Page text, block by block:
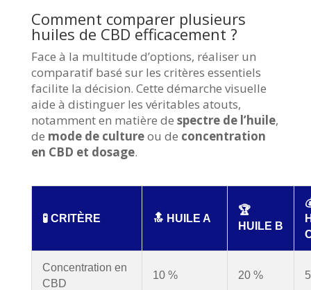
Comment comparer plusieurs
huiles de CBD efficacement ?
Face à la multitude d’options, réaliser un
comparatif basé sur les critères essentiels
facilite la décision. Cette démarche visuelle
aide à distinguer les véritables atouts,
notamment en matière de spectre de l’huile,
de mode de cultureou de concentration
en CBD et dosage.
🧪 CRITÈRE 🔝 HUILE A
🏆
HUILE B
Concentration en
CBD
10 % 20 %